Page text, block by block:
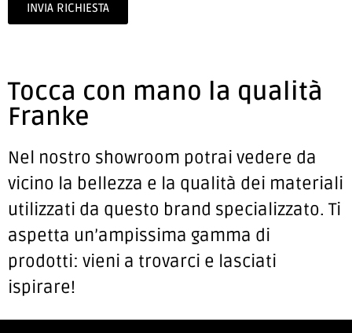
INVIA RICHIESTA
Tocca con mano la qualità
Franke
Nel nostro showroom potrai vedere da
vicino la bellezza e la qualità dei materiali
utilizzati da questo brand specializzato. Ti
aspetta un’ampissima gamma di
prodotti: vieni a trovarci e lasciati
ispirare!